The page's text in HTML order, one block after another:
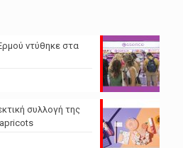
ντύθηκε στα
συλλογή της